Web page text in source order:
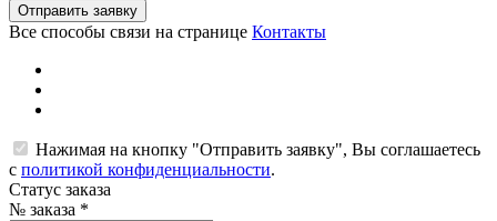
Отправить заявку
Все способы связи на странице Контакты
Нажимая на кнопку "Отправить заявку", Вы соглашаетесь
с политикой конфиденциальности.
Статус заказа
№ заказа *